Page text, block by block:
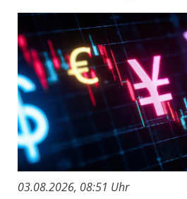
03.08.2026, 08:51 Uhr